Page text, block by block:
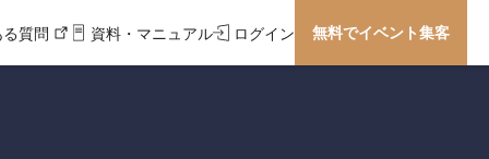
る質問 資料・マニュアル ログイン 無料でイベント集客